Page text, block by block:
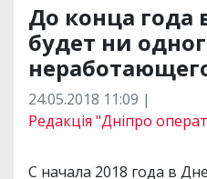
До конца года
будет ни
24.05.2018 11:09 |
Редакція "Дніпро
С начала 2018 года в